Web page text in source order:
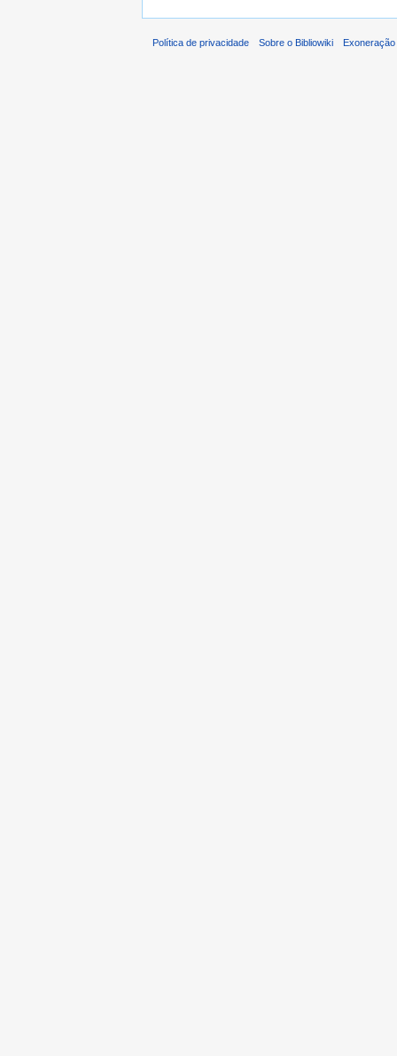
Política de privacidade Sobre o Bibliowiki